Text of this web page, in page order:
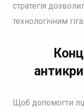
стратегія
технологічним
Щоб допомогти